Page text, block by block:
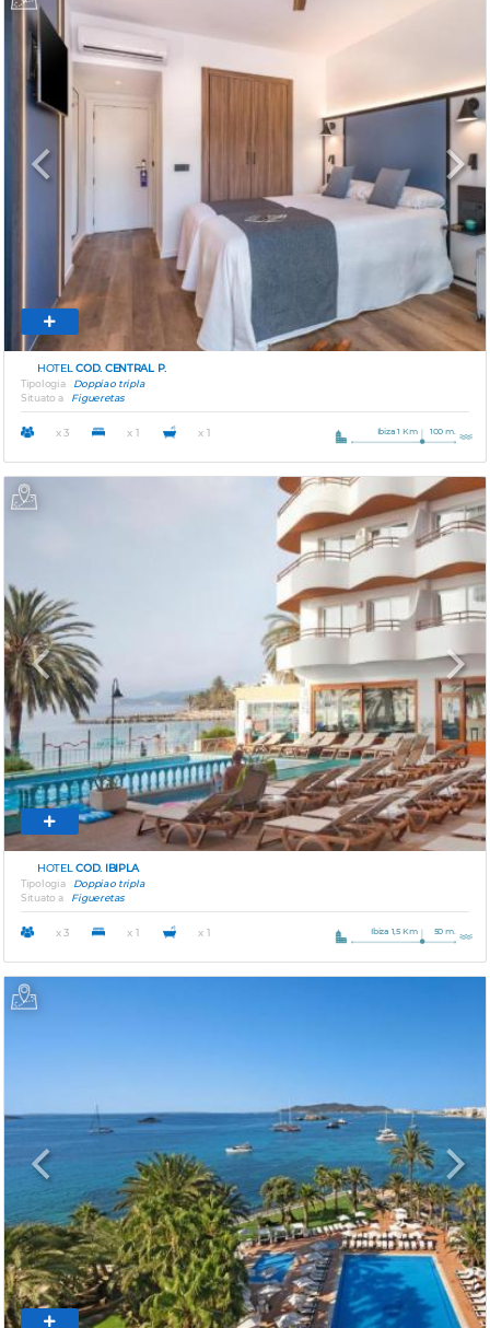
Previous Next
HOTELCOD. CENTRAL P.
Tipologia
Doppia o tripla
Situato a
Figueretas
x 3 x 1 x 1 Ibiza 1 Km 100 m.
Previous Next
HOTELCOD. IBIPLA
Tipologia
Doppia o tripla
Situato a
Figueretas
x 3 x 1 x 1 Ibiza 1,5 Km 50 m.
Previous Next